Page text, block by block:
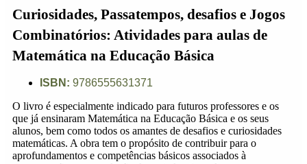
Curiosidades, Passatempos, desafios e Jogos
Combinatórios: Atividades para aulas de
Matemática na Educação Básica
ISBN: 9786555631371
O livro é especialmente indicado para futuros professores e os
que já ensinaram Matemática na Educação Básica e os seus
alunos, bem como todos os amantes de desafios e curiosidades
matemáticas. A obra tem o propósito de contribuir para o
aprofundamentos e competências básicos associados à